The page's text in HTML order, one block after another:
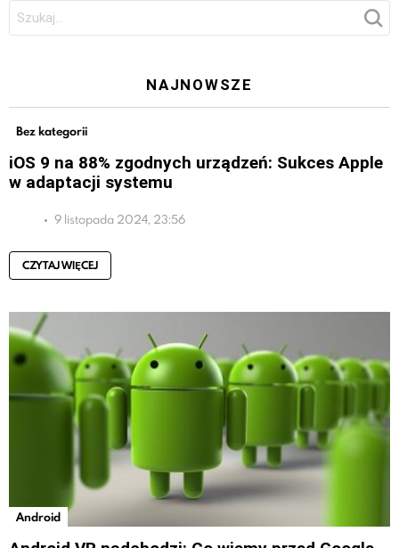
Szukaj:
NAJNOWSZE
Bez kategorii
iOS 9 na 88% zgodnych urządzeń: Sukces Apple
w adaptacji systemu
9 listopada 2024, 23:56
CZYTAJ WIĘCEJ
Android